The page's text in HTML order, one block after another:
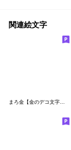
関連絵文字